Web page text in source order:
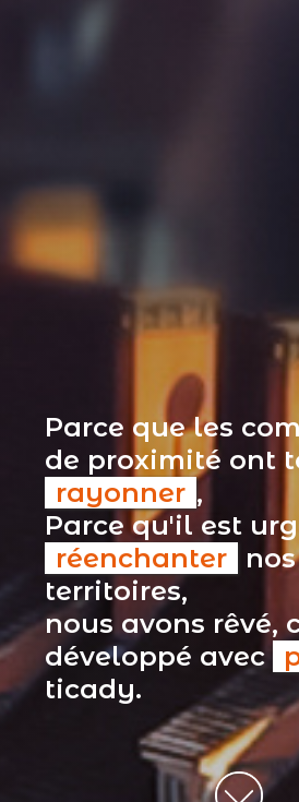
Parce que les
de proximité ont
rayonner ,
Parce qu'il est
réenchanter
nos
territoires,
nous avons rêvé,
développé avec
ticady.